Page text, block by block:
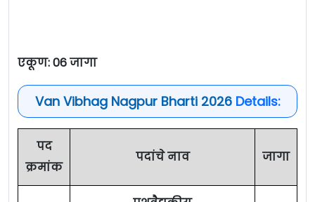
एकूण: 06 जागा
Van Vibhag Nagpur Bharti 2026Details:
पद
क्रमांक
पदांचे नाव जागा